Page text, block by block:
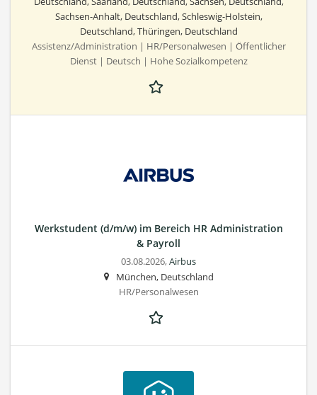
Sachsen-Anhalt, Deutschland, Schleswig-Holstein,
Deutschland, Thüringen, Deutschland
Assistenz/Administration | HR/Personalwesen | Öffentlicher
Dienst | Deutsch | Hohe Sozialkompetenz
Werkstudent (d/m/w) im Bereich HR Administration
& Payroll
03.08.2026,Airbus
München, Deutschland
HR/Personalwesen